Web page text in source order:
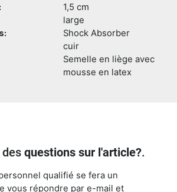
1,5 cm
large
Shock Absorber
cuir
Semelle en liège avec
mousse en latex
questions sur l'article?.
qualifié se fera un
vous répondre par e-mail et